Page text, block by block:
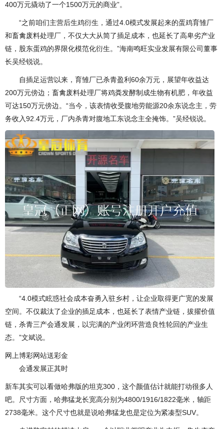
400万元撬动了一个1500万元的商业”。
“之前咱们主营后生鸡衍生，通过4.0模式发展起来的蛋鸡育雏厂
和畜禽废料处理厂，不仅大大从简了插足成本，也延长了高卑劣产业
链，股东蛋鸡的界限化模范化衍生。”海南鸣旺实业发展有限公司董事
长吴经锐说。
自插足运营以来，育雏厂已杀青盈利60余万元，展望年收益达
200万元傍边；畜禽废料处理厂将鸡粪发酵制成生物有机肥，年收益
可达150万元傍边。“当今，该表情收受腹地劳能源20余东说念主，劳
务收入92.4万元，厂内杀青对腹地工东说念主全掩饰。”吴经锐说。
“4.0模式眩惑社会成本奋勇入驻乡村，让企业取得更广宽的发展
空间。不仅裁汰了企业的插足成本，也延长了表情产业链，拔擢价值
链，杀青三产会通发展，以完满的产业闭环营造良性轮回的产业生
态。”文斌说。
网上博彩网站送彩金
会通发展正其时
新车其实可以看做哈弗版的坦克300，这个颜值估计就能打动很多人
吧。尺寸方面，哈弗猛龙长宽高分别为4800/1916/1822毫米，轴距
2738毫米。这个尺寸也就是说哈弗猛龙也是定位为紧凑型SUV。